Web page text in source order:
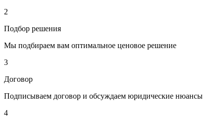
2
Подбор решения
Мы подбираем вам оптимальное ценовое решение
3
Договор
Подписываем договор и обсуждаем юридические нюансы
4